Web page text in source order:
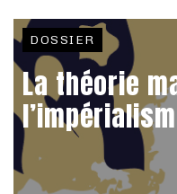
DOSSIER
La théorie